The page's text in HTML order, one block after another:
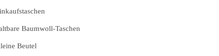
Baumwoll-Taschen
Beutel